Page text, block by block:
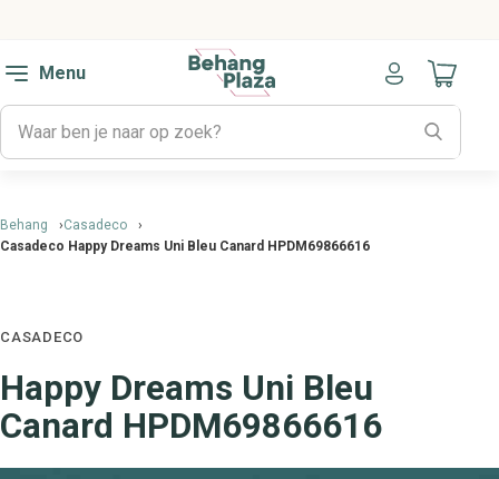
Menu
Naar
Behang
Casadeco
Casadeco Happy Dreams Uni Bleu Canard HPDM69866616
CASADECO
Happy Dreams Uni Bleu
Canard HPDM69866616